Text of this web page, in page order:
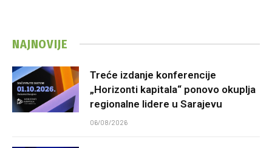
NAJNOVIJE
Treće izdanje konferencije
„Horizonti kapitala“ ponovo okuplja
regionalne lidere u Sarajevu
06/08/2026